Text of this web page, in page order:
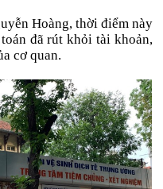
Hoàng, thời điểm này
đã rút khỏi tài khoản,
cơ quan.